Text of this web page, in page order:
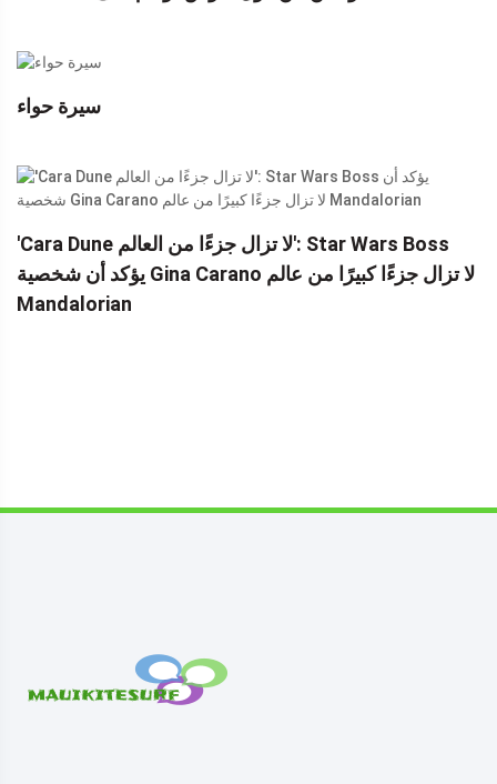
سيرة حواء
'Cara Dune لا تزال جزءًا من العالم': Star Wars Boss
يؤكد أن شخصية Gina Carano لا تزال جزءًا كبيرًا من عالم
Mandalorian